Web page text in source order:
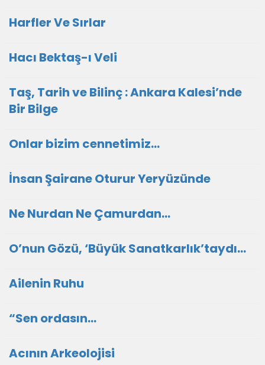
Harfler Ve Sırlar
Hacı Bektaş-ı Veli
Taş, Tarih ve Bilinç : Ankara Kalesi’nde
Bir Bilge
Onlar bizim cennetimiz...
İnsan Şairane Oturur Yeryüzünde
Ne Nurdan Ne Çamurdan…
O’nun Gözü, ‘Büyük Sanatkarlık’taydı…
Ailenin Ruhu
“Sen ordasın...
Acının Arkeolojisi